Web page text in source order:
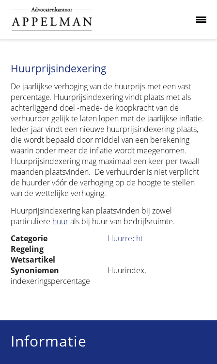
Huurprijsindexering
De jaarlijkse verhoging van de huurprijs met een vast
percentage. Huurprijsindexering vindt plaats met als
achterliggend doel -mede- de koopkracht van de
verhuurder gelijk te laten lopen met de jaarlijkse inflatie.
Ieder jaar vindt een nieuwe huurprijsindexering plaats,
die wordt bepaald door middel van een berekening
waarin onder meer de inflatie wordt meegenomen.
Huurprijsindexering mag maximaal een keer per twaalf
maanden plaatsvinden. De verhuurder is niet verplicht
de huurder vóór de verhoging op de hoogte te stellen
van de wettelijke verhoging.
Huurprijsindexering kan plaatsvinden bij zowel
particuliere huurals bij huur van bedrijfsruimte.
Categorie
Huurrecht
Regeling
Wetsartikel
Synoniemen
Huurindex,
indexeringspercentage
Informatie